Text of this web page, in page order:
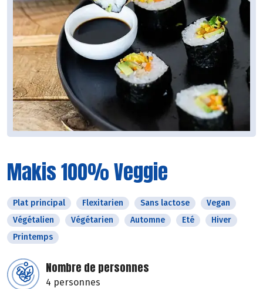
Makis 100% Veggie
Plat principal Flexitarien Sans lactose
Vegan
Végétalien
Végétarien Automne Eté
Hiver
Printemps
Nombre de personnes
4 personnes